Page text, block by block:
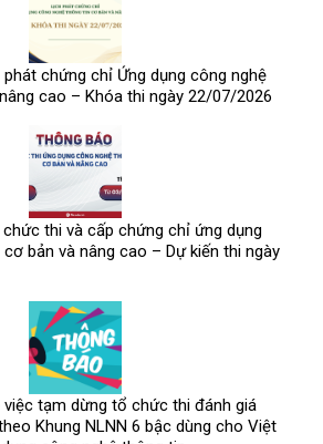
chứng chỉ Ứng dụng công nghệ
cao – Khóa thi ngày 22/07/2026
thi và cấp chứng chỉ ứng dụng
bản và nâng cao – Dự kiến thi ngày
tạm dừng tổ chức thi đánh giá
Khung NLNN 6 bậc dùng cho Việt